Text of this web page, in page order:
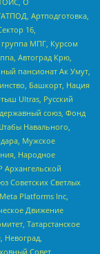
Артподготовка,
16,
МПГ, Курсом
Автоград Крю,
пансионат Ак Умут,
Башкорт, Нация
Ultras, Русский
союз, Фонд
Навального,
Мужское
Народное
Советских Светлых
Platforms Inc,
Движение
Татарстанское
Невоград,
Совет